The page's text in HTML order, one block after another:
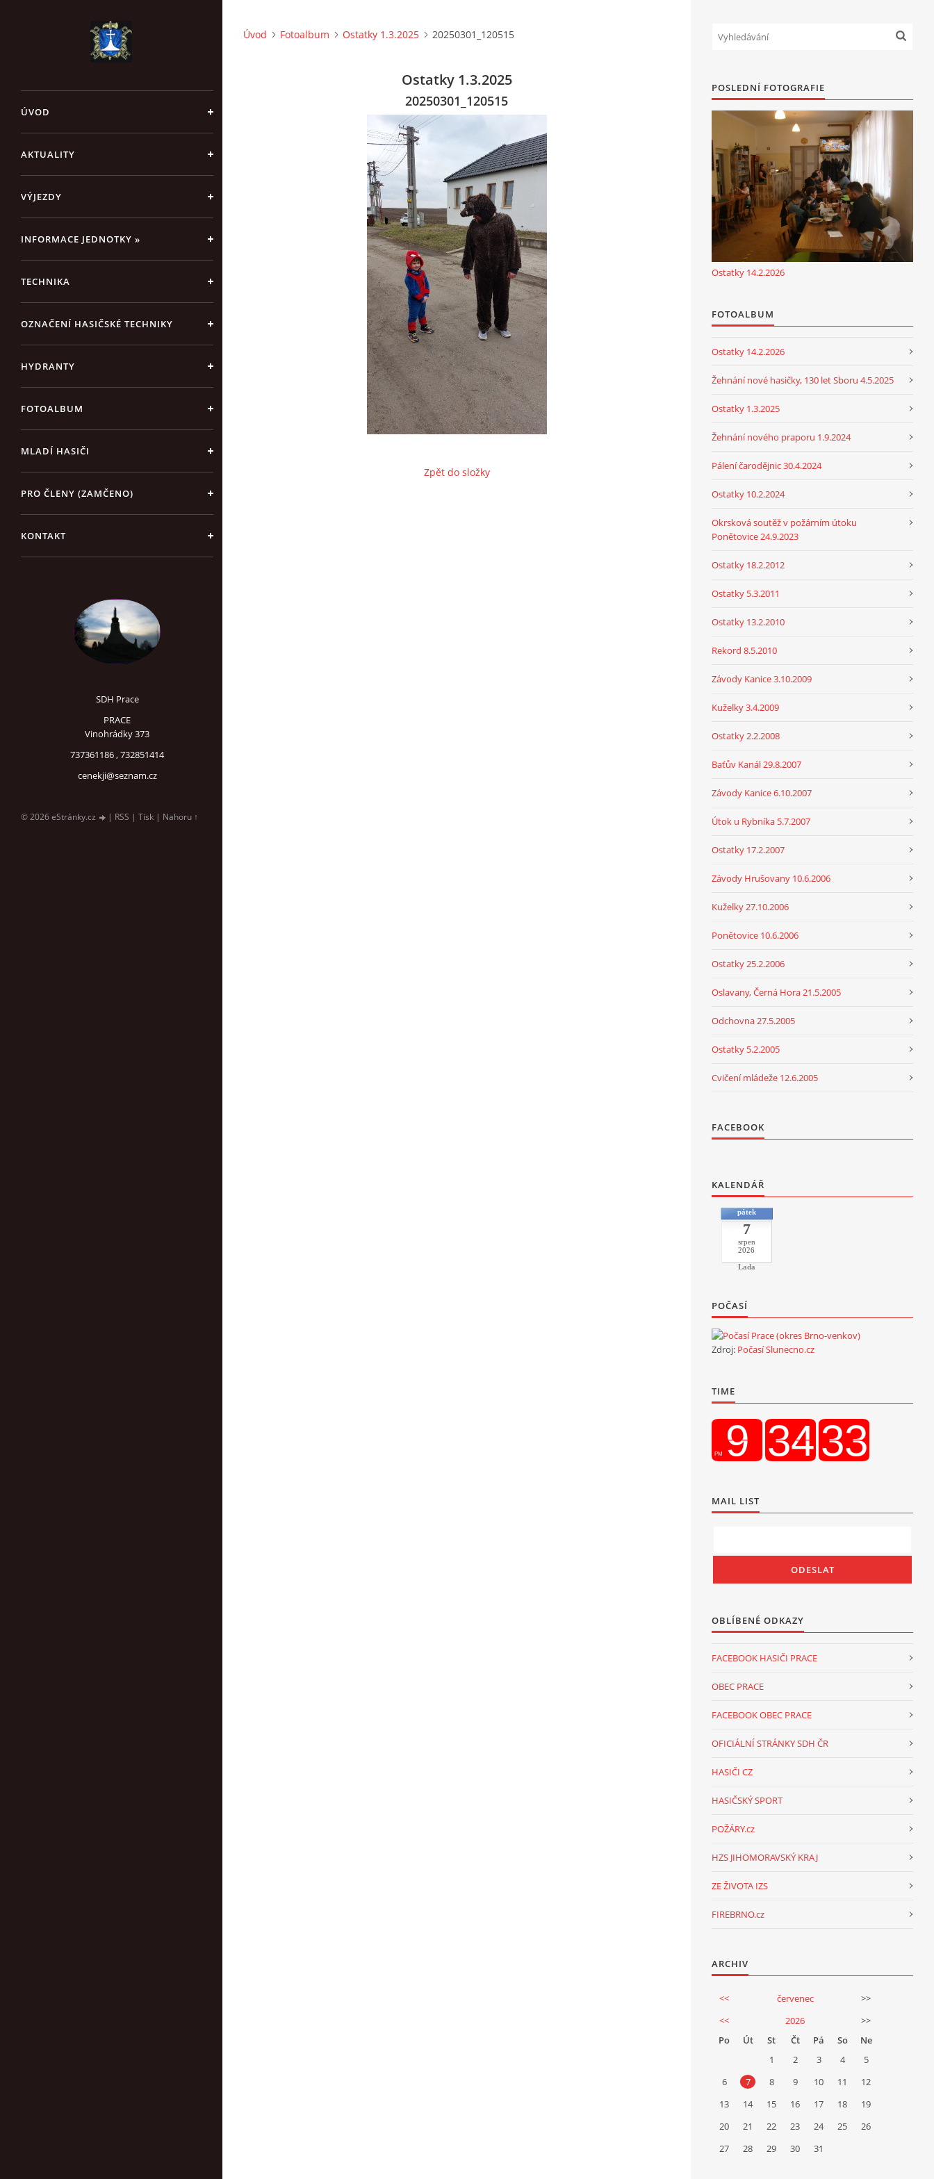
ÚVOD
AKTUALITY
VÝJEZDY
INFORMACE JEDNOTKY »
TECHNIKA
OZNAČENÍ HASIČSKÉ TECHNIKY
HYDRANTY
FOTOALBUM
MLADÍ HASIČI
PRO ČLENY (ZAMČENO)
KONTAKT
SDH Prace
PRACE
Vinohrádky 373
737361186 , 732851414
cenekji@seznam.cz
© 2026 eStránky.cz | RSS | Tisk | Nahoru ↑
Úvod Fotoalbum Ostatky 1.3.2025 20250301_120515
Ostatky 1.3.2025
20250301_120515
Zpět do složky
POSLEDNÍ FOTOGRAFIE
Ostatky 14.2.2026
FOTOALBUM
Ostatky 14.2.2026
Žehnání nové hasičky, 130 let Sboru 4.5.2025
Ostatky 1.3.2025
Žehnání nového praporu 1.9.2024
Pálení čarodějnic 30.4.2024
Ostatky 10.2.2024
Okrsková soutěž v požárním útoku
Ponětovice 24.9.2023
Ostatky 18.2.2012
Ostatky 5.3.2011
Ostatky 13.2.2010
Rekord 8.5.2010
Závody Kanice 3.10.2009
Kuželky 3.4.2009
Ostatky 2.2.2008
Baťův Kanál 29.8.2007
Závody Kanice 6.10.2007
Útok u Rybníka 5.7.2007
Ostatky 17.2.2007
Závody Hrušovany 10.6.2006
Kuželky 27.10.2006
Ponětovice 10.6.2006
Ostatky 25.2.2006
Oslavany, Černá Hora 21.5.2005
Odchovna 27.5.2005
Ostatky 5.2.2005
Cvičení mládeže 12.6.2005
FACEBOOK
KALENDÁŘ
pátek
7
srpen
2026
Lada
POČASÍ
Zdroj: Počasí Slunecno.cz
TIME
MAIL LIST
OBLÍBENÉ ODKAZY
FACEBOOK HASIČI PRACE
OBEC PRACE
FACEBOOK OBEC PRACE
OFICIÁLNÍ STRÁNKY SDH ČR
HASIČI CZ
HASIČSKÝ SPORT
POŽÁRY.cz
HZS JIHOMORAVSKÝ KRAJ
ZE ŽIVOTA IZS
FIREBRNO.cz
ARCHIV
<< červenec
>>
<<
2026
>>
Po
Út St Čt Pá So
Ne
1
2 3 4
5
6
7 8 9 10 11
12
13
14 15 16 17 18
19
20
21 22 23 24 25
26
27
28 29 30 31